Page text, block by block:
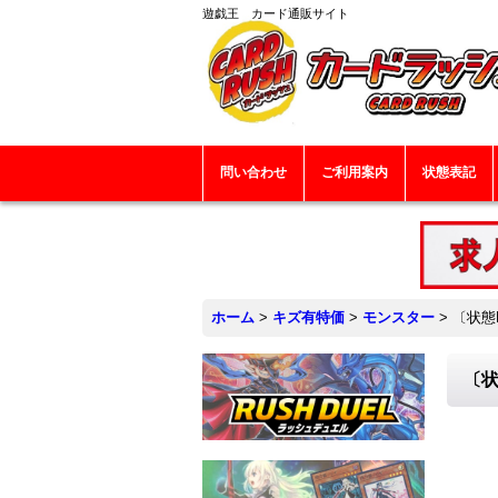
遊戯王 カード通販サイト
問い合わせ ご利用案内 状態表記
ホーム > キズ有特価 > モンスター > 〔状
〔